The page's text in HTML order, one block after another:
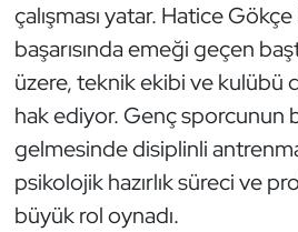
çalışması yatar. Hatice
başarısında emeği geçen
üzere, teknik ekibi ve kulübü
hak ediyor. Genç sporcunun
gelmesinde disiplinli
psikolojik hazırlık süreci ve
büyük rol oynadı.
Motor Sporları
Muay Thai
Okçuluk
Optimist